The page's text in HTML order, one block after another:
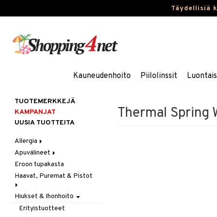
Täydellisiä
Kauneudenhoito Piilolinssit
Thermal Spring
TUOTEMERKKEJÄ
KAMPANJAT
UUSIA TUOTTEITA
Allergia
Nenäsuihkeet
Silmätipat
Apuvälineet
Hygienia
Kävely & Seisominen
Saa kiinni & Ylety
Eroon tupakasta
Haavat, Puremat & Pistot
Ensiapu
Haavat
Hiukset & Ihonhoito
Erityistuotteet